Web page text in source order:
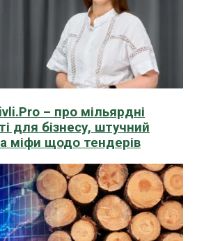
– про мільярдні
для бізнесу, штучний
міфи щодо тендерів